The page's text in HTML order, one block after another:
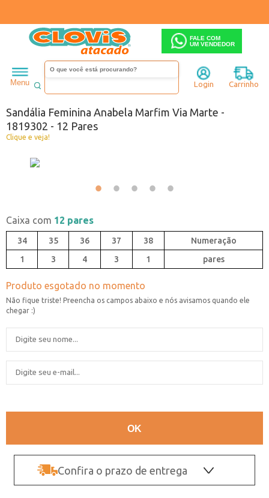
FALE COM
UM VENDEDOR
Menu Login Carrinho
Feminino Sandália Anabela
Sandália Feminina Anabela Marfim Via Marte -
1819302 - 12 Pares
Clique e veja!
Caixa com 12 pares
34 35 36 37
38
1
3 4 3 1 pares
Confira o prazo de entrega